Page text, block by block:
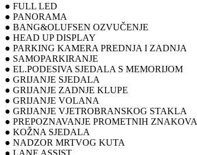
● FULL LED
● PANORAMA
● BANG&OLUFSEN OZVUČENJE
● HEAD UP DISPLAY
● PARKING KAMERA PREDNJA I ZADNJA
● SAMOPARKIRANJE
● EL.PODESIVA SJEDALA S MEMORIJOM
● GRIJANJE SJEDALA
● GRIJANJE ZADNJE KLUPE
● GRIJANJE VOLANA
● GRIJANJE VJETROBRANSKOG STAKLA
● PREPOZNAVANJE PROMETNIH ZNAKOVA
● KOŽNA SJEDALA
● NADZOR MRTVOG KUTA
● LANE ASSIST